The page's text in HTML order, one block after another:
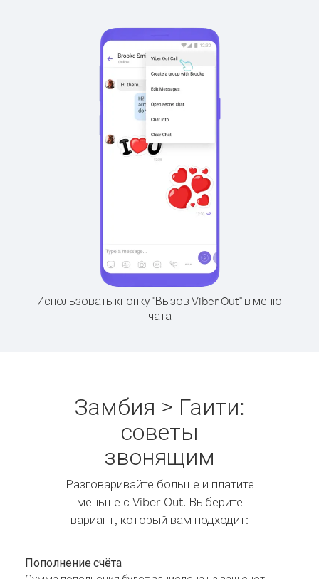
Использовать кнопку "Вызов Viber Out" в меню
чата
Замбия > Гаити:
советы
звонящим
Разговаривайте больше и платите
меньше с Viber Out. Выберите
вариант, который вам подходит:
Пополнение счёта